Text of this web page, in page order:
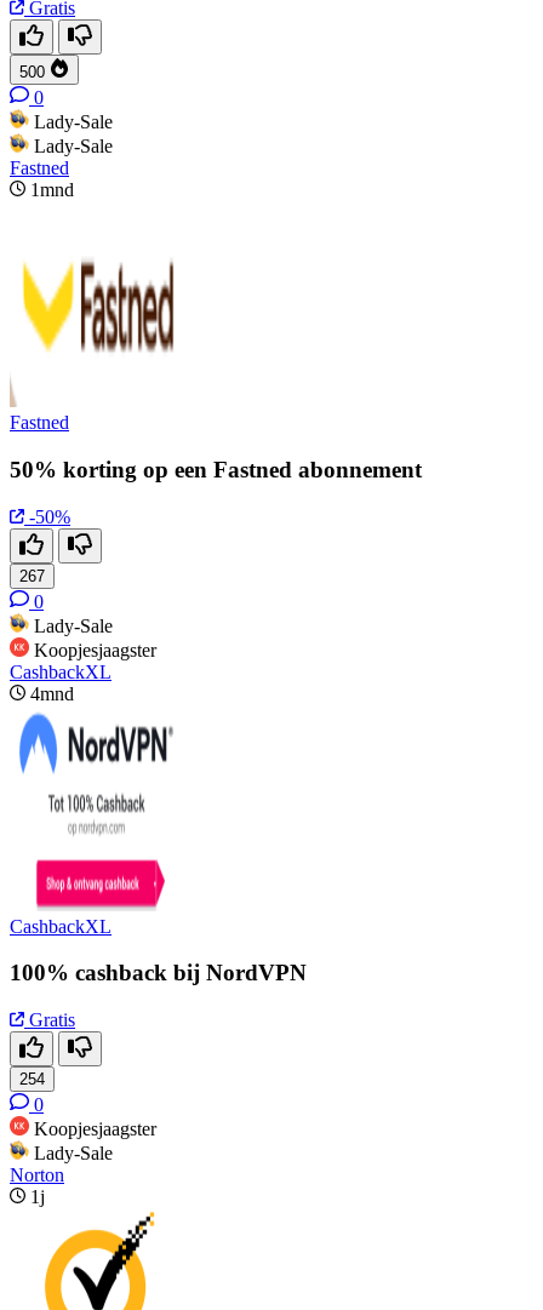
Gratis
500
0
Lady-Sale
Lady-Sale
Fastned
1mnd
Fastned
50% korting op een Fastned abonnement
-50%
267
0
Lady-Sale
Koopjesjaagster
CashbackXL
4mnd
CashbackXL
100% cashback bij NordVPN
Gratis
254
0
Koopjesjaagster
Lady-Sale
Norton
1j